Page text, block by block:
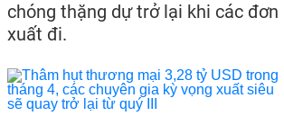
chóng thặng dự trở lại khi các
xuất đi.